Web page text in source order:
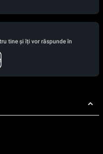
tine și îți vor răspunde în